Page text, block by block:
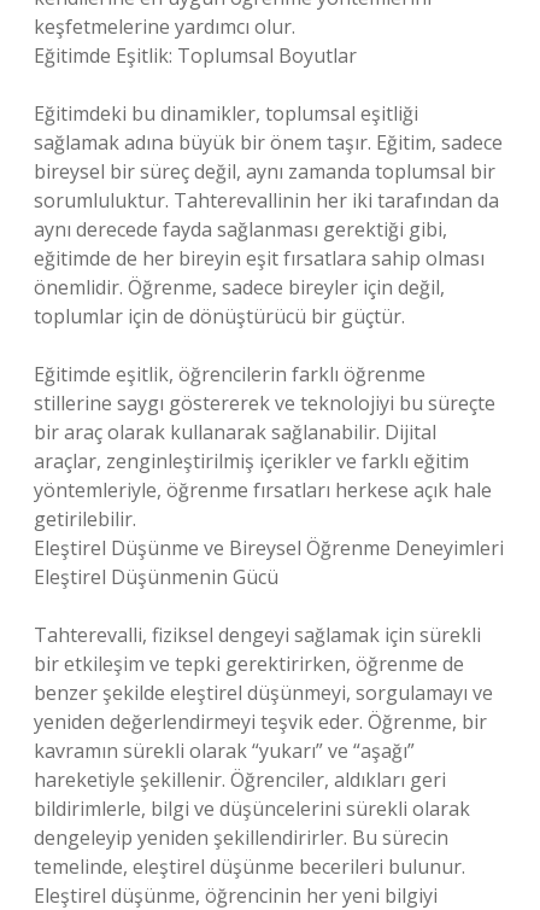
keşfetmelerine yardımcı olur.
Eğitimde Eşitlik: Toplumsal Boyutlar
Eğitimdeki bu dinamikler, toplumsal eşitliği
sağlamak adına büyük bir önem taşır. Eğitim, sadece
bireysel bir süreç değil, aynı zamanda toplumsal bir
sorumluluktur. Tahterevallinin her iki tarafından da
aynı derecede fayda sağlanması gerektiği gibi,
eğitimde de her bireyin eşit fırsatlara sahip olması
önemlidir. Öğrenme, sadece bireyler için değil,
toplumlar için de dönüştürücü bir güçtür.
Eğitimde eşitlik, öğrencilerin farklı öğrenme
stillerine saygı göstererek ve teknolojiyi bu süreçte
bir araç olarak kullanarak sağlanabilir. Dijital
araçlar, zenginleştirilmiş içerikler ve farklı eğitim
yöntemleriyle, öğrenme fırsatları herkese açık hale
getirilebilir.
Eleştirel Düşünme ve Bireysel Öğrenme Deneyimleri
Eleştirel Düşünmenin Gücü
Tahterevalli, fiziksel dengeyi sağlamak için sürekli
bir etkileşim ve tepki gerektirirken, öğrenme de
benzer şekilde eleştirel düşünmeyi, sorgulamayı ve
yeniden değerlendirmeyi teşvik eder. Öğrenme, bir
kavramın sürekli olarak “yukarı” ve “aşağı”
hareketiyle şekillenir. Öğrenciler, aldıkları geri
bildirimlerle, bilgi ve düşüncelerini sürekli olarak
dengeleyip yeniden şekillendirirler. Bu sürecin
temelinde, eleştirel düşünme becerileri bulunur.
Eleştirel düşünme, öğrencinin her yeni bilgiyi